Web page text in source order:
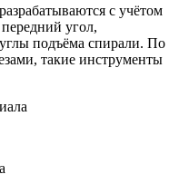
разрабатываются с учётом
угол,
подъёма спирали. По
такие инструменты